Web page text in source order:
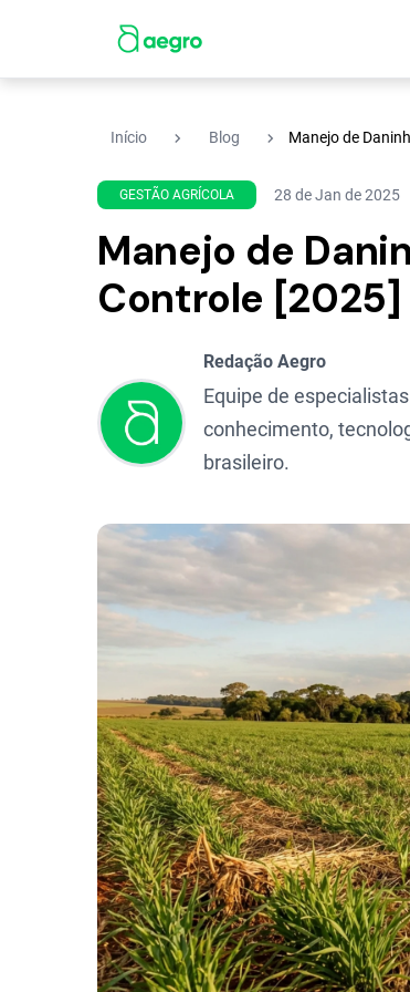
Início navigate_next Blog navigate_next Manejo de
GESTÃO AGRÍCOLA 28 de Jan de 2025
Manejo de
Controle [2025]
Redação Aegro
Equipe de
conhecimento,
brasileiro.